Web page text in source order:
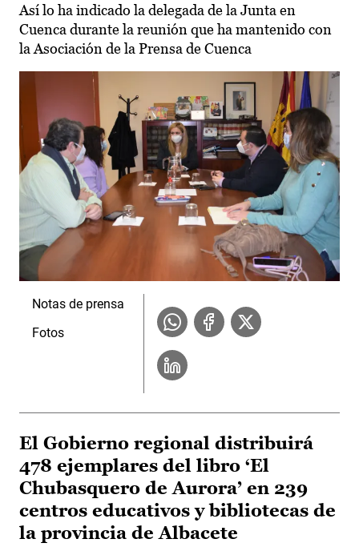
Así lo ha indicado la delegada de la Junta en
Cuenca durante la reunión que ha mantenido con
la Asociación de la Prensa de Cuenca
Notas de prensa
Fotos
El Gobierno regional distribuirá
478 ejemplares del libro ‘El
Chubasquero de Aurora’ en 239
centros educativos y bibliotecas de
la provincia de Albacete